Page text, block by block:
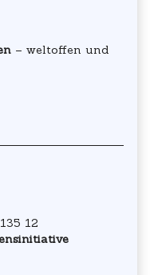
– weltoffen und
12